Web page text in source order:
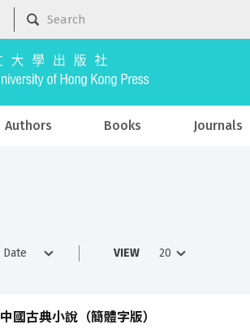
Authors Books Journals
VIEW
中國古典小說（簡體字版）